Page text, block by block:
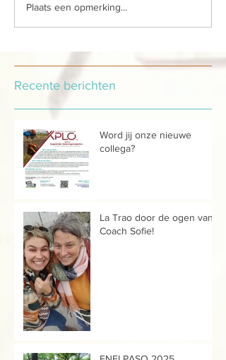
Plaats een opmerking...
Recente berichten
Word jij onze nieuwe
collega?
La Trao door de ogen van...
Coach Sofie!